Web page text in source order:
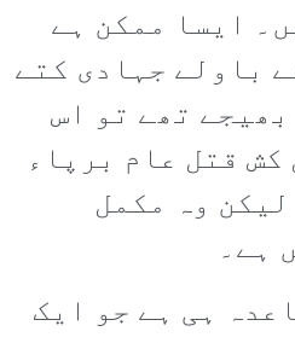
ایسا ممکن ہے
باولے جہادی کتے
بھیجے تھے تو اس
قتل عام برپاء
وہ مکمل
ہے۔
ہی ہے جو ایک